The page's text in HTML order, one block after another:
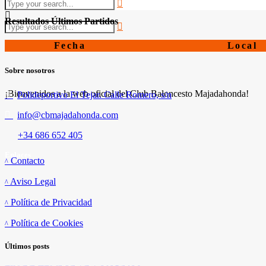
Resultados Últimos Partidos
Fecha Local
Sobre nosotros
¡Bienvenidos a la web oficial del Club Baloncesto Majadahonda!
Polideportivo El Tejar. Calle Romero, s/n
info@cbmajadahonda.com
+34 686 652 405
Contacto
Aviso Legal
Política de Privacidad
Política de Cookies
Últimos posts